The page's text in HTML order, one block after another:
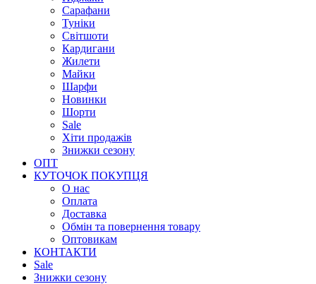
Сарафани
Туніки
Світшоти
Кардигани
Жилети
Майки
Шарфи
Новинки
Шорти
Sale
Хіти продажів
Знижки сезону
ОПТ
КУТОЧОК ПОКУПЦЯ
О нас
Оплата
Доставка
Обмін та повернення товару
Оптовикам
КОНТАКТИ
Sale
Знижки сезону